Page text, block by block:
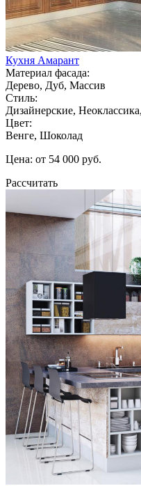
Кухня Амарант
Материал фасада:
Дерево, Дуб, Массив
Стиль:
Дизайнерские,
Цвет:
Венге, Шоколад
Цена: от 54 000 руб.
Рассчитать